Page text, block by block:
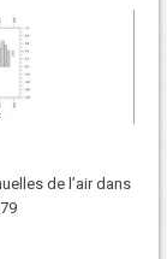
de l’air dans